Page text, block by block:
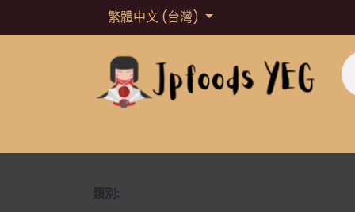
繁體中文 (台灣)
類別: